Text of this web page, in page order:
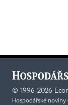
© 1996-2026
Hospodářské